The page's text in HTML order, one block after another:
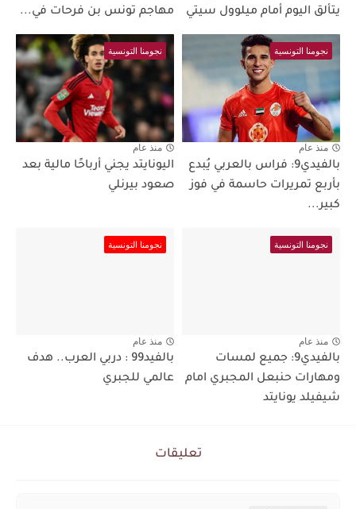
يتألق اليوم أمام ميلوول سيتي
مهاجم تونس بن فرحات في...
نجومنا التونسية
منذ عام
بالفيدي9: فراس بالعربي يُبدع
بأربع تمريرات حاسمة في فوز
كبير...
نجومنا التونسية
منذ عام
اليونايتد يجني أرباحًا مالية بعد
صعود بيرنلي
نجومنا التونسية
منذ عام
بالفيدي9: جميع لمسات
ومهارات حنبعل المجبري امام
شيفيلد يونايتد
نجومنا التونسية
منذ عام
بالفيد99 : دربي العرب.. هدف
عالمي للجبري
تعليقات